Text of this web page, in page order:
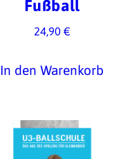
Fußball
24,90 €
In den Warenkorb